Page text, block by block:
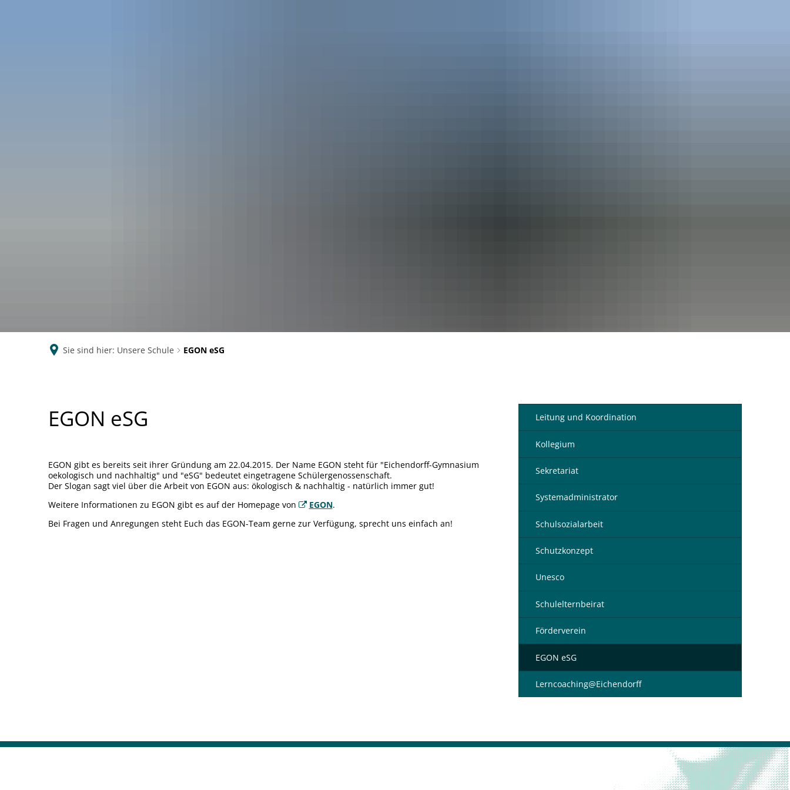
Sie sind hier: Unsere Schule EGON eSG
EGON eSG
EGON gibt es bereits seit ihrer Gründung am 22.04.2015. Der Name EGON steht für "Eichendorff-Gymnasium
oekologisch und nachhaltig" und "eSG" bedeutet eingetragene Schülergenossenschaft.
Der Slogan sagt viel über die Arbeit von EGON aus: ökologisch & nachhaltig - natürlich immer gut!
Weitere Informationen zu EGON gibt es auf der Homepage von
EGON.
Bei Fragen und Anregungen steht Euch das EGON-Team gerne zur Verfügung, sprecht uns einfach an!
Leitung und Koordination
Kollegium
Sekretariat
Systemadministrator
Schulsozialarbeit
Schutzkonzept
Unesco
Schulelternbeirat
Förderverein
EGON eSG
Lerncoaching@Eichendorff